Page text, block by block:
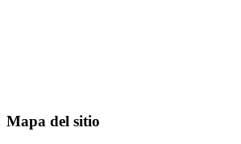
Mapa del sitio